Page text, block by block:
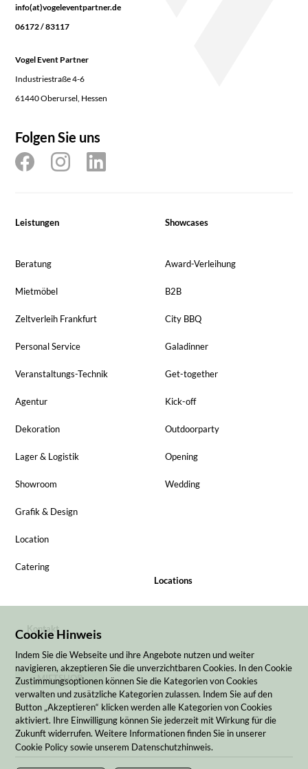
info(at)vogeleventpartner.de
06172 / 83117
Vogel Event Partner
Industriestraße 4-6
61440 Oberursel, Hessen
Folgen Sie uns
Leistungen
Beratung
Mietmöbel
Zeltverleih Frankfurt
Personal Service
Veranstaltungs-Technik
Agentur
Dekoration
Lager & Logistik
Showroom
Grafik & Design
Location
Catering
Showcases
Award-Verleihung
B2B
City BBQ
Galadinner
Get-together
Kick-off
Outdoorparty
Opening
Wedding
Locations
Kontakt
MIETSHOP
Cookie Hinweis
Indem Sie die Webseite und ihre Angebote nutzen und weiter
navigieren, akzeptieren Sie die unverzichtbaren Cookies. In den Cookie
Zustimmungsoptionen können Sie die Kategorien von Cookies
verwalten und zusätzliche Kategorien zulassen. Indem Sie auf den
Button „Akzeptieren“ klicken werden alle Kategorien von Cookies
aktiviert. Ihre Einwilligung können Sie jederzeit mit Wirkung für die
Zukunft widerrufen. Weitere Informationen finden Sie in unserer
Cookie Policy sowie unserem Datenschutzhinweis.